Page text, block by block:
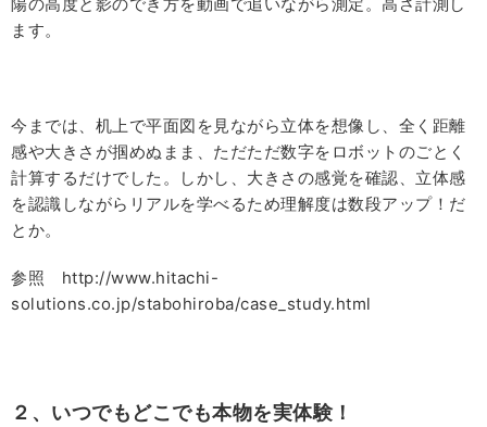
陽の高度と影のでき方を動画で追いながら測定。高さ計測し
ます。
今までは、机上で平面図を見ながら立体を想像し、全く距離
感や大きさが掴めぬまま、ただただ数字をロボットのごとく
計算するだけでした。しかし、大きさの感覚を確認、立体感
を認識しながらリアルを学べるため理解度は数段アップ！だ
とか。
参照 http://www.hitachi-
solutions.co.jp/stabohiroba/case_study.html
２、いつでもどこでも本物を実体験！